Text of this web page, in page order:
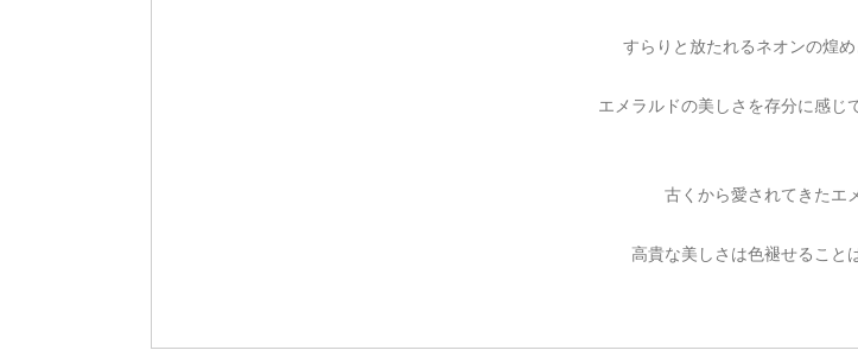
すらりと放たれるネオンの煌
エメラルドの美しさを存分に感じ
古くから愛されてきたエ
高貴な美しさは色褪せること